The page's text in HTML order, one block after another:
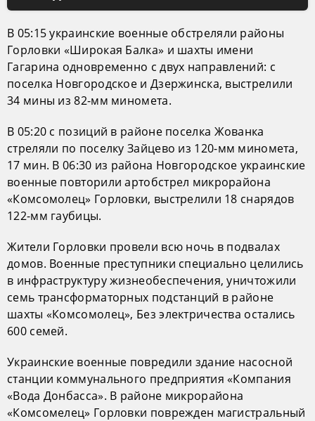
В 05:15 украинские военные обстреляли районы
Горловки «Широкая Балка» и шахты имени
Гагарина одновременно с двух направлений: с
поселка Новгородское и Дзержинска, выстрелили
34 мины из 82-мм миномета.
В 05:20 с позиций в районе поселка Жованка
стреляли по поселку Зайцево из 120-мм миномета,
17 мин. В 06:30 из района Новгородское украинские
военные повторили артобстрел микрорайона
«Комсомолец» Горловки, выстрелили 18 снарядов
122-мм гаубицы.
Жители Горловки провели всю ночь в подвалах
домов. Военные преступники специально целились
в инфраструктуру жизнеобеспечения, уничтожили
семь трансформаторных подстанций в районе
шахты «Комсомолец», Без электричества остались
600 семей.
Украинские военные повредили здание насосной
станции коммунального предприятия «Компания
«Вода Донбасса». В районе микрорайона
«Комсомелец» Горловки поврежден магистральный